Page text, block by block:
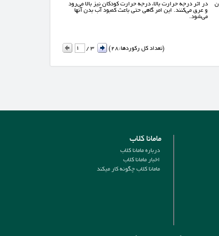
در اثر درجه حرارت بالا، درجه حرارت کودکان نیز بالا می‌رود
و عرق می‌کنند. این امر گاهی حتی باعث کمبود آب بدن آنها
می‌شود.
/ 3 (تعداد کل رکوردها:28 )
مامانا کلاب
درباره مامانا کلاب
اخبار مامانا کلاب
مامانا کلاب چگونه کار میکند